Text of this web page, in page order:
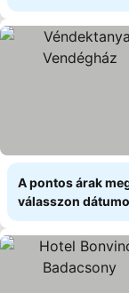
A pontos árak
válasszon